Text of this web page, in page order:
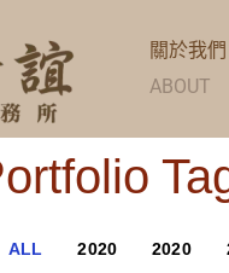
關於我們
ABOUT
ALL 2020 2020